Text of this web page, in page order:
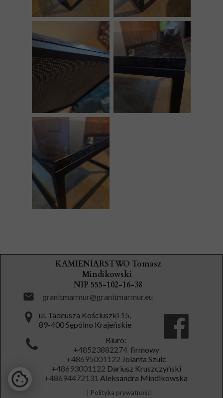
Biuro:
+48523882274firmowy
+48695001122 Jolanta Szulc
+48693001122 Dariusz Kruszczyński
+48694472131 Aleksandra Mindikowska
granitmarmur@granitmarmur.eu
ul. Tadeusza Kościuszki 15,
89-400 Sępólno Krajeńskie
| Polityka prywatności
KAMIENIARSTWO Tomasz
Mindikowski
NIP 555-102-16-38